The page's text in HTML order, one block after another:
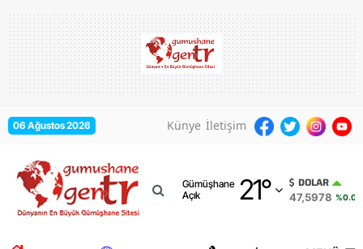
06 Ağustos 2026 Künye İletişim
Gümüşhane
Açık
21°
Adana
Adıyaman
Afyonkarahisar
Amasya DOLAR
47,5978 %0.05